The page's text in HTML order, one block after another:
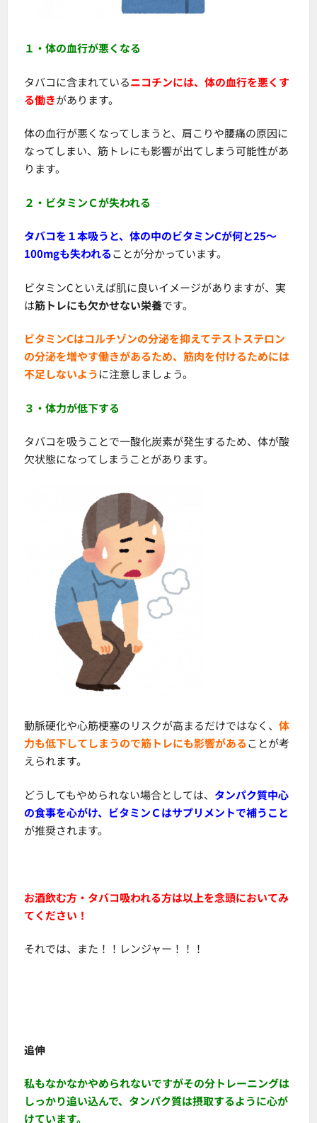
１・体の血行が悪くなる
タバコに含まれているニコチンには、体の血行を悪くす
る働きがあります。
体の血行が悪くなってしまうと、肩こりや腰痛の原因に
なってしまい、筋トレにも影響が出てしまう可能性があ
ります。
２・ビタミンＣが失われる
タバコを１本吸うと、体の中のビタミンCが何と25～
100mgも失われることが分かっています。
ビタミンCといえば肌に良いイメージがありますが、実
は筋トレにも欠かせない栄養です。
ビタミンCはコルチゾンの分泌を抑えてテストステロン
の分泌を増やす働きがあるため、筋肉を付けるためには
不足しないように注意しましょう。
３・体力が低下する
タバコを吸うことで一酸化炭素が発生するため、体が酸
欠状態になってしまうことがあります。
動脈硬化や心筋梗塞のリスクが高まるだけではなく、 体
力も低下してしまうので筋トレにも影響があることが考
えられます。
どうしてもやめられない場合としては、 タンパク質中心
の食事を心がけ、ビタミンＣはサプリメントで補うこと
が推奨されます。
お酒飲む方・タバコ吸われる方は以上を念頭においてみ
てください！
それでは、また！！レンジャー！！！
追伸
私もなかなかやめられないですがその分トレーニングは
しっかり追い込んで、タンパク質は摂取するように心が
けています。